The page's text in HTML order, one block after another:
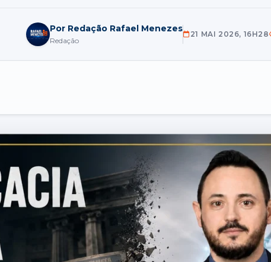
Por Redação Rafael Menezes
Redação
21 MAI 2026, 16H28